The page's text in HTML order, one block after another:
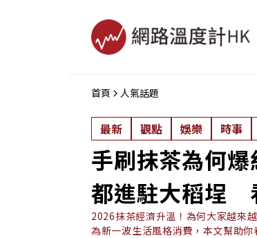
首頁 人氣話題
最新 觀點 娛樂 時事
手刷抹茶為何
都進駐大稻埕
2026抹茶經濟升溫！為何大家越來
為新一波生活風格消費，本文幫助你